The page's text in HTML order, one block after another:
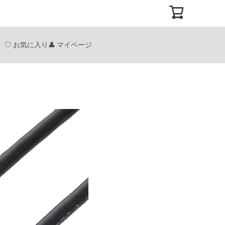
お気に入り マイページ